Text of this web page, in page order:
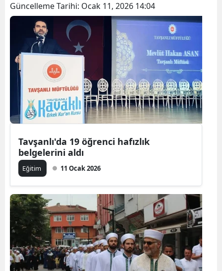
Güncelleme Tarihi: Ocak 11, 2026 14:04
Tavşanlı'da 19 öğrenci hafızlık
belgelerini aldı
Eğitim 11 Ocak 2026